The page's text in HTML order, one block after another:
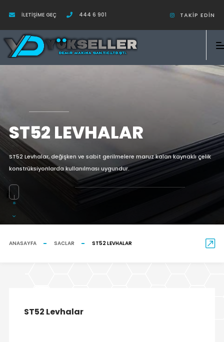
İLETIŞIME GEÇ 444 6 901 TAKIP EDIN
ST52 LEVHALAR
ST52 Levhalar, değişken ve sabit gerilmelere maruz kalan kaynaklı çelik
konstrüksiyonlarda kullanılması uygundur.
ANASAYFA SACLAR ST52 LEVHALAR
ST52 Levhalar